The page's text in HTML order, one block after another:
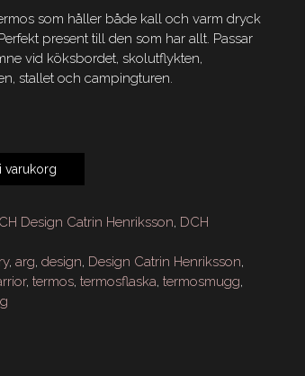
som håller både kall och varm dryck
present till den som har allt. Passar
vid köksbordet, skolutflykten,
stallet och campingturen.
varukorg
Design Catrin Henriksson, DCH
,arg,design, Design Catrin Henriksson,
,termos,termosflaska,termosmugg,